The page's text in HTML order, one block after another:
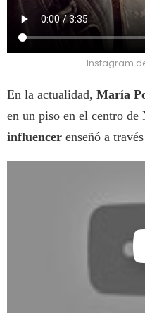
Instagram
En la actualidad, María
en un piso en el centro
influencer enseñó a